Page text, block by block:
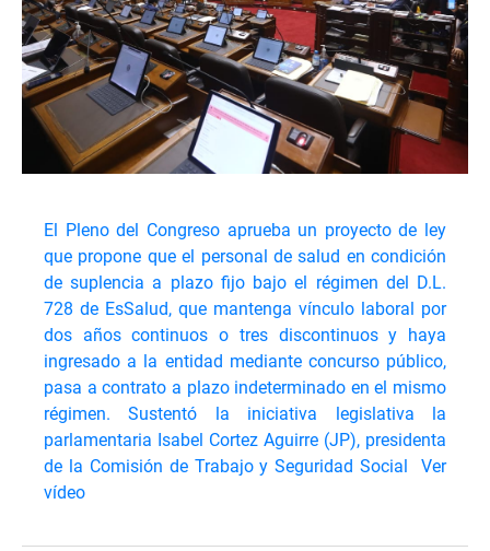
El Pleno del Congreso aprueba un proyecto de ley
que propone que el personal de salud en condición
de suplencia a plazo fijo bajo el régimen del D.L.
728 de EsSalud, que mantenga vínculo laboral por
dos años continuos o tres discontinuos y haya
ingresado a la entidad mediante concurso público,
pasa a contrato a plazo indeterminado en el mismo
régimen. Sustentó la iniciativa legislativa la
parlamentaria Isabel Cortez Aguirre (JP), presidenta
de la Comisión de Trabajo y Seguridad Social
Ver
vídeo